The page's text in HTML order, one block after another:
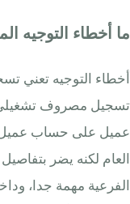
ما أخطاء التوجيه
أخطاء التوجيه تعني
تسجيل مصروف
عميل على حساب عميل
العام لكنه يضر